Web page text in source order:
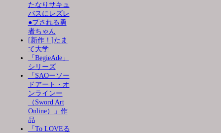
たなりサキュ
バスにレズレ
●プされる勇
者ちゃん
[新作！]たま
て大学
「BegieAde」
シリーズ
「SAOーソー
ドアート・オ
ンラインー
（Sword Art
Online）」作
品
「To LOVEる